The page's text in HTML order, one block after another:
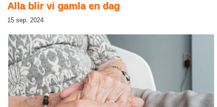
Alla blir vi gamla en dag
15 sep. 2024